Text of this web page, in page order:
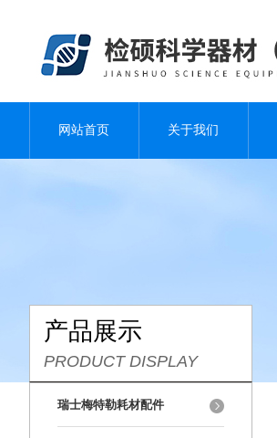
网站首页 关于我们
产品展示
PRODUCT DISPLAY
瑞士梅特勒耗材配件